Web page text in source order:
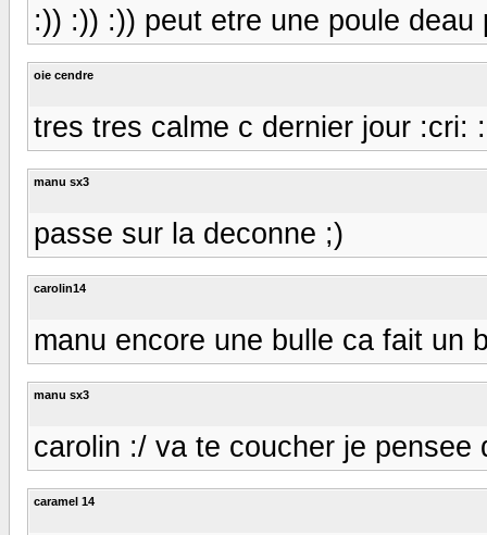
:)) :)) :)) peut etre une poule deau
oie cendre
tres tres calme c dernier jour :cri:
manu sx3
passe sur la deconne ;)
carolin14
manu encore une bulle ca fait un
manu sx3
carolin :/ va te coucher je pensee
caramel 14